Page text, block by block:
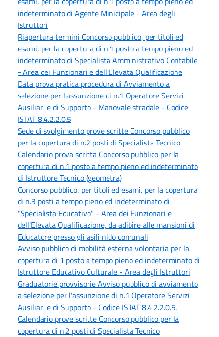
indeterminato di Agente Minicipale - Area degli
Istruttori
Riapertura termini Concorso pubblico, per titoli ed
esami, per la copertura di n.1 posto a tempo pieno ed
indeterminato di Specialista Amministrativo Contabile
- Area dei Funzionari e dell'Elevata Qualificazione
Data prova pratica procedura di Avviamento a
selezione per l'assunzione di n.1 Operatore Servizi
Ausiliari e di Supporto - Manovale stradale - Codice
ISTAT 8.4.2.2.0.5
Sede di svolgimento prove scritte Concorso pubblico
per la copertura di n.2 posti di Specialista Tecnico
Calendario prova scritta Concorso pubblico per la
copertura di n.1 posto a tempo pieno ed indeterminato
di Istruttore Tecnico (geometra)
Concorso pubblico, per titoli ed esami, per la copertura
di n.3 posti a tempo pieno ed indeterminato di
"Specialista Educativo" - Area dei Funzionari e
dell'Elevata Qualificazione, da adibire alle mansioni di
Educatore presso gli asili nido comunali
Avviso pubblico di mobilità esterna volontaria per la
copertura di 1 posto a tempo pieno ed indeterminato di
Istruttore Educativo Culturale - Area degli Istruttori
Graduatorie provvisorie Avviso pubblico di avviamento
a selezione per l'assunzione di n.1 Operatore Servizi
Ausiliari e di Supporto - Codice ISTAT 8.4.2.2.0.5.
Calendario prove scritte Concorso pubblico per la
copertura di n.2 posti di Specialista Tecnico